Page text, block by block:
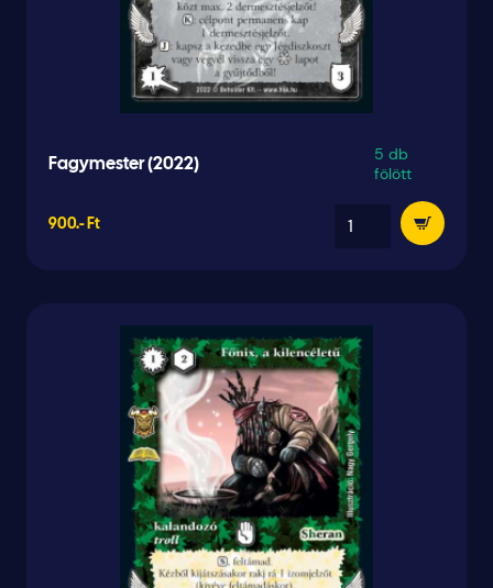
Fagymester (2022)
5 db
fölött
900.- Ft